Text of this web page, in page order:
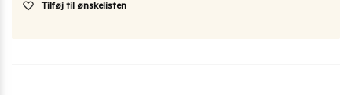
Tilføj til ønskelisten